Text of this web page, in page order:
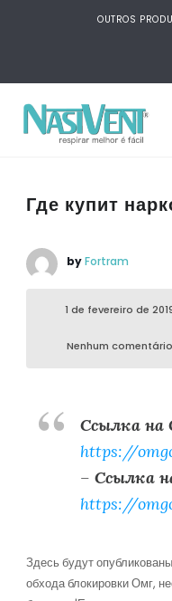
OUTROS
Где купит
byFortram
1 de fevereiro de
Nenhum comentário
Ссылка на
https://
– Ссылка
https://
Здесь будут
обхода блокировки Омг,